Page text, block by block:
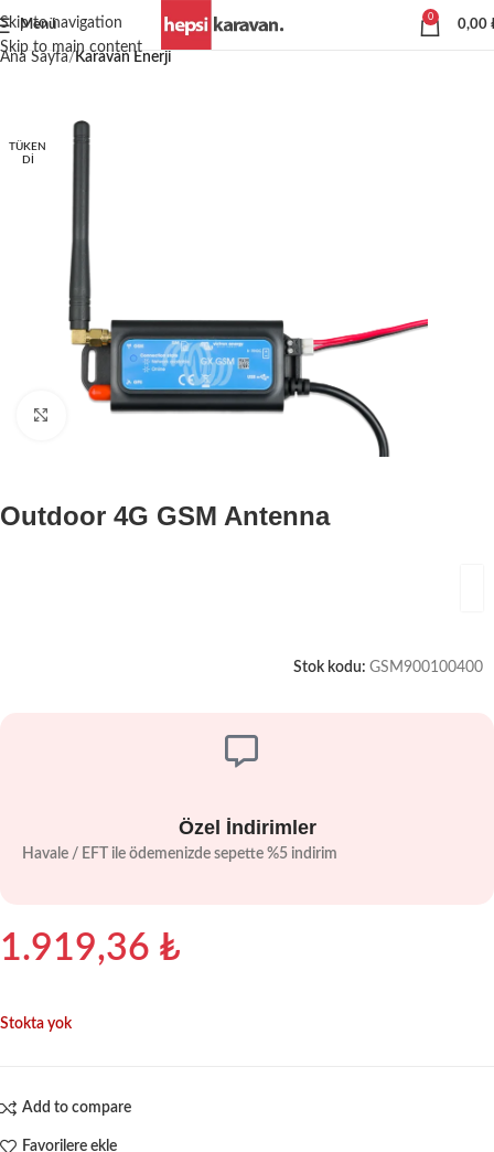
Skip to navigation
Skip to main content
Menü
0
0,00
Ana Sayfa Karavan Enerji
TÜKEN
DI
Büyütmek için tıklayın
Outdoor 4G GSM Antenna
Stok kodu: GSM900100400
Özel İndirimler
Havale / EFT ile ödemenizde sepette %5 indirim
1.919,36 ₺
Stokta yok
Add to compare
Favorilere ekle